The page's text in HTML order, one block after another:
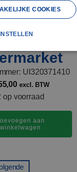
kabel 7-
-
UI320371410
excl. BTW
op voorraad
aan
winkelwagen
COOKIES